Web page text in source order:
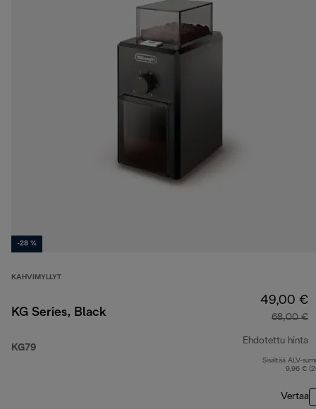
-28 %
KAHVIMYLLYT
KG Series, Black
KG79
49,00 €
68,00 €
Ehdotettu hinta
Sisältää ALV-
9,96 €
Vertaa